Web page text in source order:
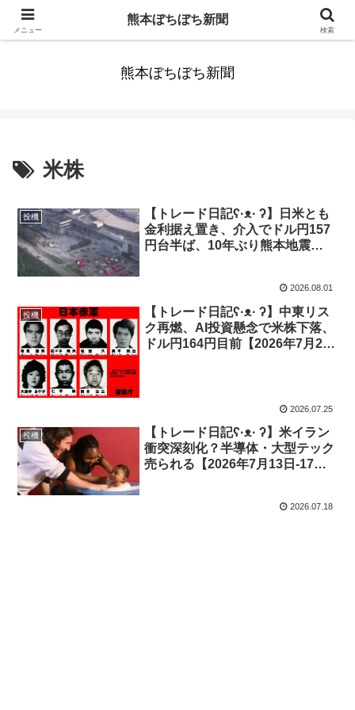
みんなまだ気づかずすごしていたんだわ。ずっといっしょに歩いてゆけるっ
熊本ぼちぼち新聞
米株
投機
【トレード日記ʕ·ᴥ· ʔ】日米とも
金利据え置き、介入でドル円157
円台半ば、10年ぶり熊本地震
2026.08.01
投機
【トレード日記ʕ·ᴥ· ʔ】中東リス
ク再燃、AI投資懸念で米株下落、
ドル円164円目前【2026年7月20
2026.07.25
投機
【トレード日記ʕ·ᴥ· ʔ】米イラン
衝突深刻化？半導体・大型テック
売られる【2026年7月13日-17日
2026.07.18
メニュー
熊本ぼちぼち新聞
検索